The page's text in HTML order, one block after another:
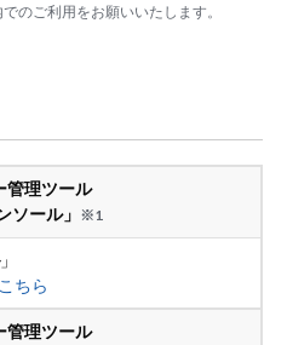
のご利用をお願いいたします。
管理ツール
ソール」 ※1
ちら
管理ツール